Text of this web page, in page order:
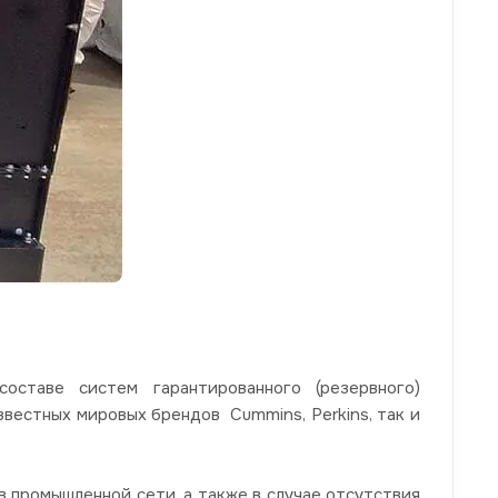
систем гарантированного (резервного)
мировых брендов Cummins, Perkins, так и